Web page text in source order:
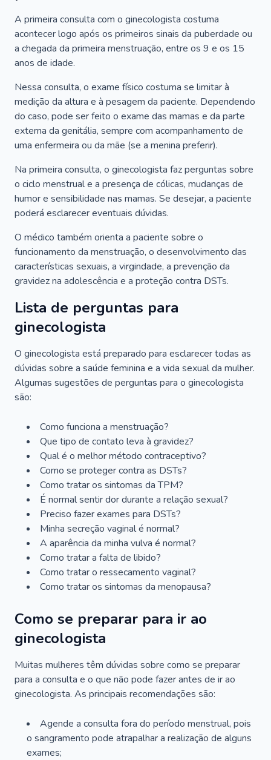
A primeira consulta com o ginecologista costuma
acontecer logo após os primeiros sinais da puberdade ou
a chegada da primeira menstruação, entre os 9 e os 15
anos de idade.
Nessa consulta, o exame físico costuma se limitar à
medição da altura e à pesagem da paciente. Dependendo
do caso, pode ser feito o exame das mamas e da parte
externa da genitália, sempre com acompanhamento de
uma enfermeira ou da mãe (se a menina preferir).
Na primeira consulta, o ginecologista faz perguntas sobre
o ciclo menstrual e a presença de cólicas, mudanças de
humor e sensibilidade nas mamas. Se desejar, a paciente
poderá esclarecer eventuais dúvidas.
O médico também orienta a paciente sobre o
funcionamento da menstruação, o desenvolvimento das
características sexuais, a virgindade, a prevenção da
gravidez na adolescência e a proteção contra DSTs.
Lista de perguntas para
ginecologista
O ginecologista está preparado para esclarecer todas as
dúvidas sobre a saúde feminina e a vida sexual da mulher.
Algumas sugestões de perguntas para o ginecologista
são:
Como funciona a menstruação?
Que tipo de contato leva à gravidez?
Qual é o melhor método contraceptivo?
Como se proteger contra as DSTs?
Como tratar os sintomas da TPM?
É normal sentir dor durante a relação sexual?
Preciso fazer exames para DSTs?
Minha secreção vaginal é normal?
A aparência da minha vulva é normal?
Como tratar a falta de libido?
Como tratar o ressecamento vaginal?
Como tratar os sintomas da menopausa?
Como se preparar para ir ao
ginecologista
Muitas mulheres têm dúvidas sobre como se preparar
para a consulta e o que não pode fazer antes de ir ao
ginecologista. As principais recomendações são:
Agende a consulta fora do período menstrual, pois
o sangramento pode atrapalhar a realização de alguns
exames;